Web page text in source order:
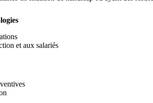
et aux salariés